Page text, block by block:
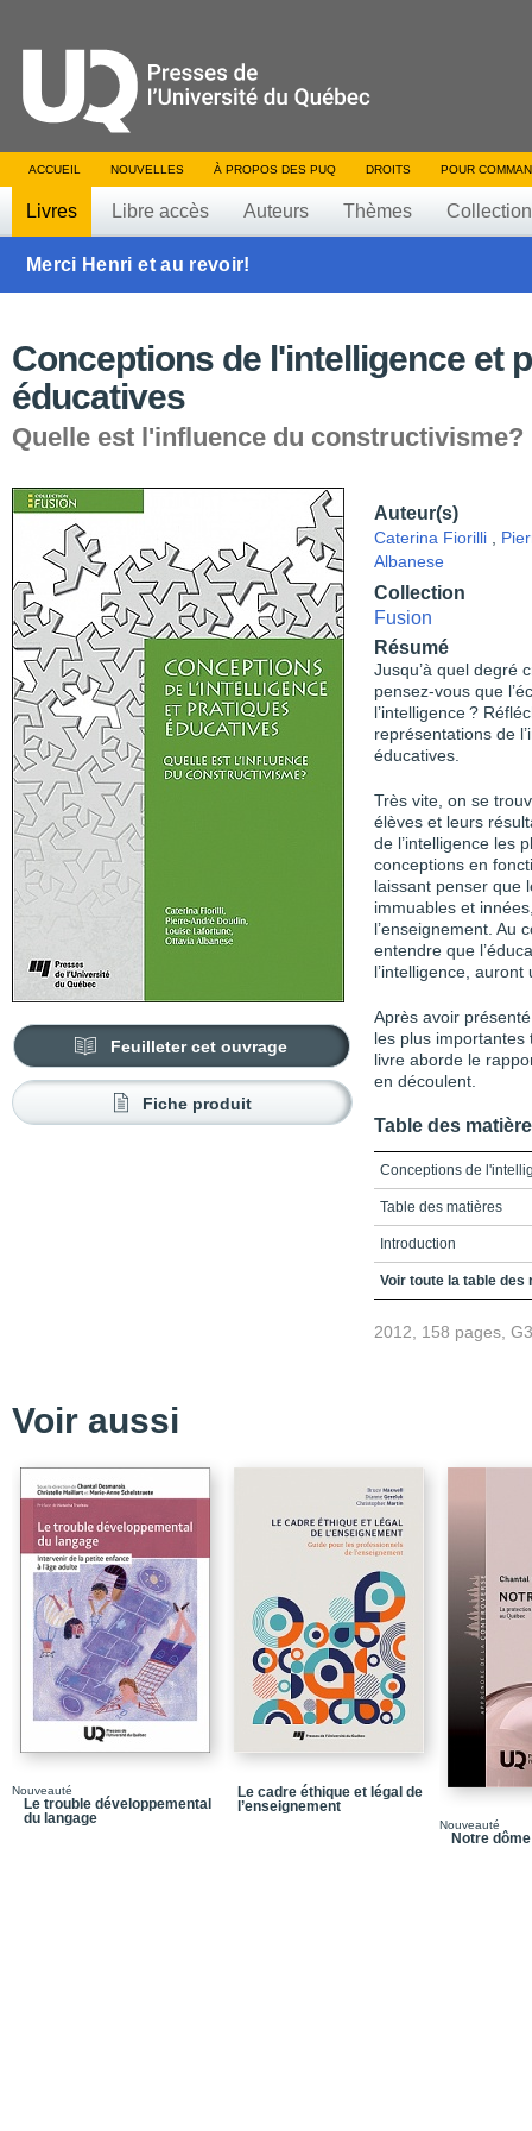
ACCUEIL NOUVELLES À PROPOS DES PUQ DROITS POUR
Livres Libre accès Auteurs Thèmes
Merci Henri et au revoir!
Conceptions de l'intelligence et
éducatives
Quelle est l'influence du constructivisme?
Feuilleter cet ouvrage
Fiche produit
Auteur(s)
Caterina Fiorilli
Albanese
Collection
Fusion
Résumé
Jusqu’à quel degré
pensez-vous que
l’intelligence ?
représentations de
éducatives.
Très vite, on se
élèves et leurs
de l’intelligence les
conceptions en
laissant penser que
immuables et
l’enseignement. Au
entendre que
l’intelligence,
Après avoir
les plus importantes
livre aborde le
en découlent.
Table des
Conceptions de
Table des matières
Introduction
Chapitre 1.
Expériences actuelles
Persistance et
Rôle de la formation
enseignantes
Conclusion : Rôle des
pratiques
Chapitre 2. Croyances
Le concept
Conceptions
Conclusion : Entre
Voir toute la table des
2012, 158 pages,
Voir aussi
Nouveauté
Le trouble développemental
du langage
Le cadre éthique et légal de
l’enseignement
Nouveauté
Notre dôme